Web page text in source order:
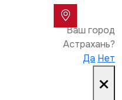
Ваш город
Астрахань?
Да Нет
×